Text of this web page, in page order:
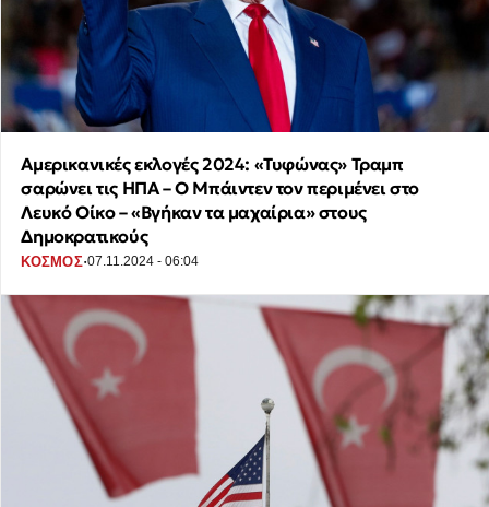
Αμερικανικές εκλογές 2024: «Τυφώνας» Τραμπ
σαρώνει τις ΗΠΑ – Ο Μπάιντεν τον περιμένει στο
Λευκό Οίκο – «Βγήκαν τα μαχαίρια» στους
Δημοκρατικούς
ΚΟΣΜΟΣ·07.11.2024 - 06:04